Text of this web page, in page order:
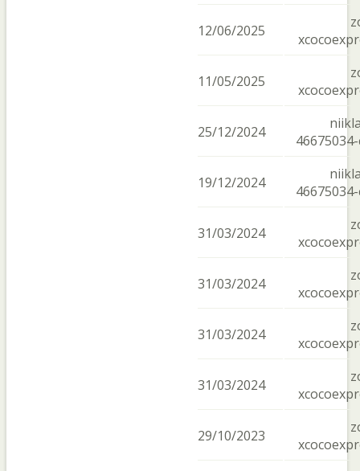
12/06/2025
11/05/2025
25/12/2024
19/12/2024
31/03/2024
31/03/2024
31/03/2024
31/03/2024
29/10/2023